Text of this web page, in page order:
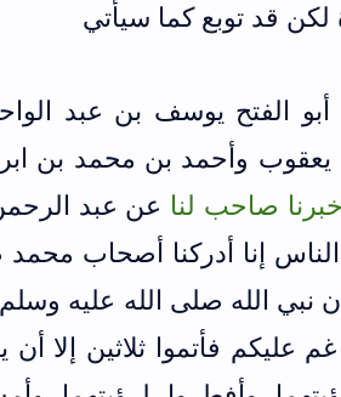
قد توبع كما سيأتي
أبو الفتح يوسف بن عبد
يعقوب وأحمد بن محمد بن
صاحب لنا عن عبد
إنا أدركنا أصحاب
نبي الله صلى الله عليه
عليكم فأتموا ثلاثين إلا أن